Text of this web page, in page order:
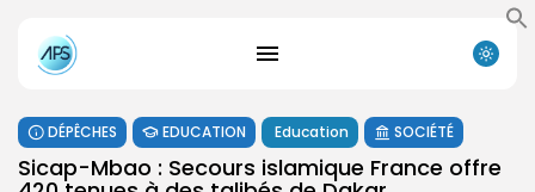
DÉPÊCHES EDUCATION Education SOCIÉTÉ
Sicap-Mbao : Secours islamique France offre